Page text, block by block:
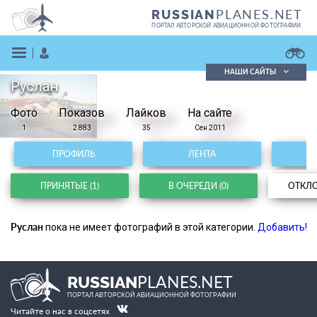
RUSSIANPLANES.NET
ПОРТАЛ АВТОРСКОЙ АВИАЦИОННОЙ ФОТОГРАФИИ
ЗАРЕГИСТРИРОВАТЬСЯ
Поиск в реестре
Подробно
НАШИ САЙТЫ
Руслан
Фото
1
Показов
2 883
Лайков
35
На сайте
Сен 2011
ПРОФИЛЬ ЛЕНТА
ПРИНЯТЫЕ (1) В ОЧЕРЕДИ (0)
Русланпока не имеет фотографий в этой категории. Добавить!
RUSSIANPLANES.NET
ПОРТАЛ АВТОРСКОЙ АВИАЦИОННОЙ ФОТОГРАФИИ
Читайте о нас в соцсетях